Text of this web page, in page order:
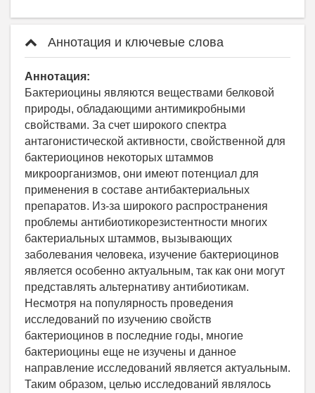
Аннотация и ключевые слова
Аннотация:
Бактериоцины являются веществами белковой
природы, обладающими антимикробными
свойствами. За счет широкого спектра
антагонистической активности, свойственной для
бактериоцинов некоторых штаммов
микроорганизмов, они имеют потенциал для
применения в составе антибактериальных
препаратов. Из-за широкого распространения
проблемы антибиотикорезистентности многих
бактериальных штаммов, вызывающих
заболевания человека, изучение бактериоцинов
является особенно актуальным, так как они могут
представлять альтернативу антибиотикам.
Несмотря на популярность проведения
исследований по изучению свойств
бактериоцинов в последние годы, многие
бактериоцины еще не изучены и данное
направление исследований является актуальным.
Таким образом, целью исследований являлось